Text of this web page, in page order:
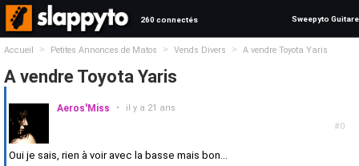
260 connectés Sweepyto Guitare
Accueil > Petites Annonces de Matos > Vends Divers > A vendre Toyota Yaris
A vendre Toyota Yaris
#0
Aeros'Miss • il y a 21 ans
Oui je sais, rien à voir avec la basse mais bon...